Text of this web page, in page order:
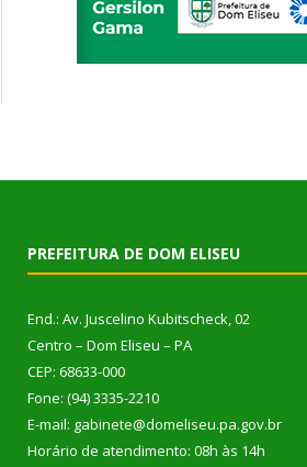
PREFEITURA DE DOM ELISEU
End.: Av. Juscelino Kubitscheck, 02
Centro – Dom Eliseu – PA
CEP: 68633-000
Fone: (94) 3335-2210
E-mail: gabinete@domeliseu.pa.gov.br
Horário de atendimento: 08h às 14h